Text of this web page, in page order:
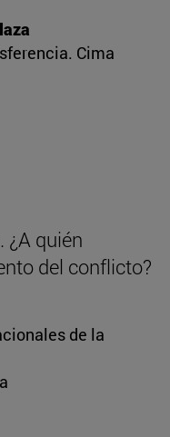
Cima
¿A quién
del conflicto?
de la